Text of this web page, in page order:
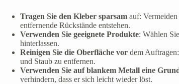
Tragen Sie den Kleber sparsam auf:
entfernende Rückstände entstehen.
Verwenden Sie geeignete Produkte: Wählen
hinterlassen.
Reinigen Sie die Oberfläche vor dem
und Staub zu entfernen.
Verwenden Sie auf blankem Metall eine
verhindern, dass er sich leicht wieder löst.